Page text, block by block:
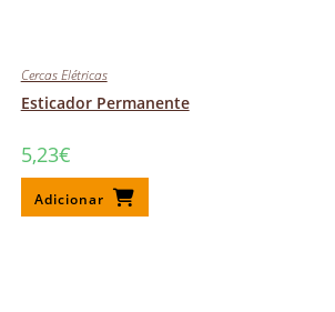
Cercas Elétricas
Esticador Permanente
5,23€
Adicionar